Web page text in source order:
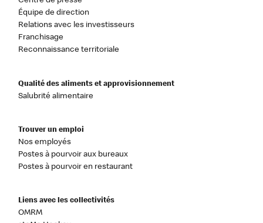
Équipe de direction
Relations avec les investisseurs
Franchisage
Reconnaissance territoriale
Qualité des aliments et approvisionnement
Salubrité alimentaire
Trouver un emploi
Nos employés
Postes à pourvoir aux bureaux
Postes à pourvoir en restaurant
Liens avec les collectivités
OMRM